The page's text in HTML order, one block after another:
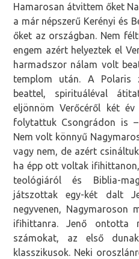
Hamarosan átvittem őket
a már népszerű Kerényi és
őket az országban. Nem
engem azért helyeztek el
harmadszor nálam volt
templom után. A Polaris
beattel, spirituáléval
eljönnöm Verőcéről két
folytattuk Csongrádon is
Nem volt könnyű
vagy nem, de azért
ha épp ott voltak
teológiáról és Biblia-
játszottak egy-két dalt
negyvenen, Nagymaroson
ifihittanra. Jenő ontotta
számokat, az első
klasszikusok. Neki